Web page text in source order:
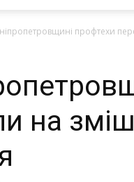
профтехи
на